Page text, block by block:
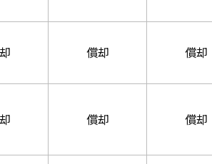
償却 償却
償却 償却